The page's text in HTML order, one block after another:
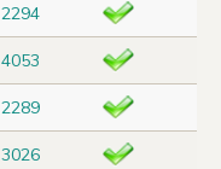
2294
4053
2289
3026